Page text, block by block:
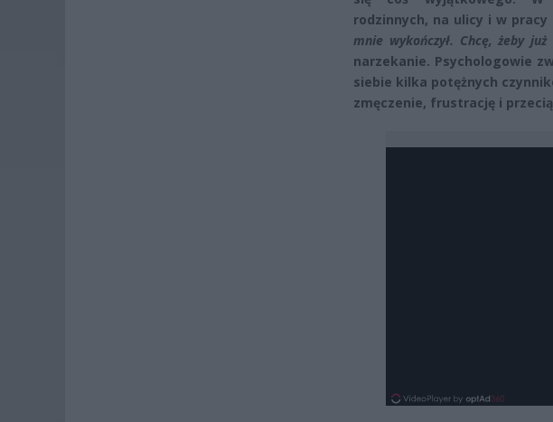
rodzinnych, na ulicy i w
mnie wykończył. Chcę, żeby już
narzekanie. Psychologowie
siebie kilka potężnych
zmęczenie, frustrację i